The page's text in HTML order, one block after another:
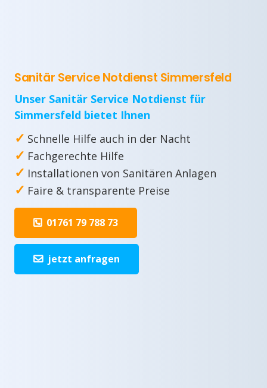
Sanitär Service Notdienst Simmersfeld
Unser Sanitär Service Notdienst für
Simmersfeld bietet Ihnen
✓ Schnelle Hilfe auch in der Nacht
✓ Fachgerechte Hilfe
✓ Installationen von Sanitären Anlagen
✓ Faire & transparente Preise
01761 79 788 73
jetzt anfragen